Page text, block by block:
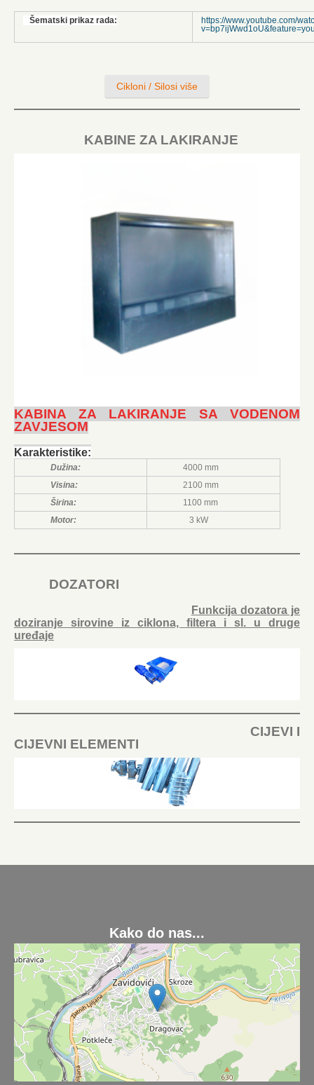
Šematski prikaz rada:
https://www.youtube.com/
Cikloni / Silosi više
KABINE ZA LAKIRANJE
KABINA ZA LAKIRANJE SA VODENOM
ZAVJESOM
Karakteristike:
Dužina:
4000 mm
Visina:
2100 mm
Širina:
1100 mm
Motor:
3 kW
DOZATORI
Funkcija dozatora je
doziranje sirovine iz ciklona, filtera i sl. u druge
uređaje
CIJEVI I
CIJEVNI ELEMENTI
Kako do nas...